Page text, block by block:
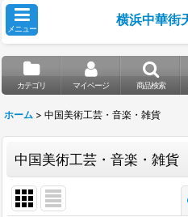
メニュー
横浜中華街
カテゴリ マイページ 商品検索
ホーム > 中国美術工芸・音楽・雑貨
中国美術工芸・音楽・雑貨